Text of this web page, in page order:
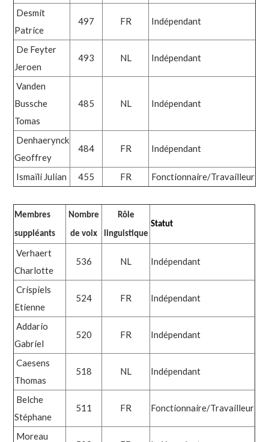
Desmit
Patrice
497 FR Indépendant
De Feyter
Jeroen
493 NL Indépendant
Vanden
Bussche
Tomas
485 NL Indépendant
Denhaerynck
Geoffrey
484 FR Indépendant
Ismaïli Julian 455 FR Fonctionnaire/Travailleur
Membres
suppléants
Nombre
de voix
Rôle
linguistique
Statut
Verhaert
Charlotte
536 NL Indépendant
Crispiels
Etienne
524 FR Indépendant
Addario
Gabriel
520 FR Indépendant
Caesens
Thomas
518 NL Indépendant
Belche
Stéphane
511 FR Fonctionnaire/Travailleur
Moreau